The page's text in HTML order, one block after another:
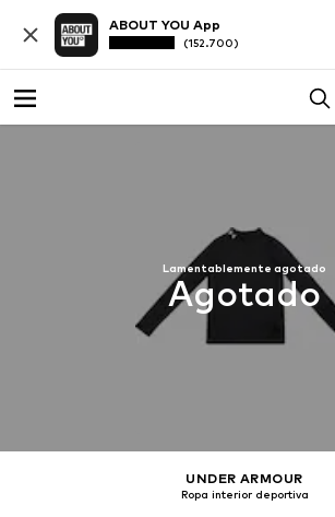
ABOUT YOU App
(152.700)
Lamentablemente agotado
Agotado
UNDER ARMOUR
Ropa interior deportiva